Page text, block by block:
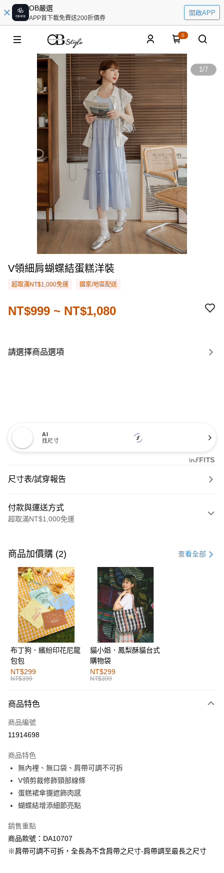
OB嚴選
APP首下載免費送200折價券
開啟APP
0
1/7
V領細肩蝴蝶結蛋糕洋裝
超取滿NT$1,000免運 國家/地區配送
NT$999 ~ NT$1,080
請選擇商品選項
AI
找尺寸
尺寸表/試穿報告
付款與運送方式
超取滿NT$1,000免運
信用卡一次付款
購物金
超商取貨付款
LINE Pay
街口支付
運送方式
全家取貨付款
每筆NT$60，滿NT$1,000(含以上)免運費
付款後全家取貨
萊爾富取貨付款
付款後萊爾富取貨
每筆NT$60，滿NT$1,000(含以上)免運費
7-11取貨付款
每筆NT$60，滿NT$1,000(含以上)免運費
付款後7-11取貨
每筆NT$60，滿NT$1,000(含以上)免運費
商品加價購 (2) 查看全部
布丁狗．繽紛印花尼龍
包包
NT$299
NT$399
貓小姐．鳳梨酥貓台式
購物袋
NT$299
NT$399
商品特色
商品編號
11914698
商品特色
無內裡、無口袋、肩帶可調不可拆
V領剪裁修飾頸部線條
蛋糕裙傘擺遮飾肉感
蝴蝶結增添細節亮點
銷售重點
商品款號：DA10707
※肩帶可調不可拆，全長為不含肩帶之尺寸-肩帶調至最長之尺寸